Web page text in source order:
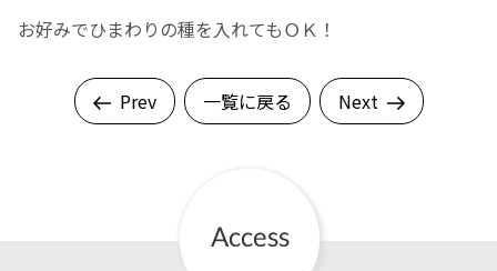
お好みでひまわりの種を入れてもＯＫ！
Prev 一覧に戻る Next